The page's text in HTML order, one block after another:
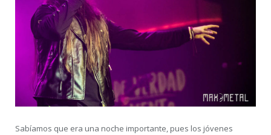
Sabíamos que era una noche importante, pues los jóvenes